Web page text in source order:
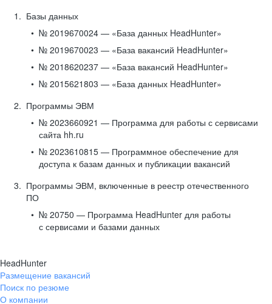
Базы данных
№ 2019670024 — «База данных HeadHunter»
№ 2019670023 — «База вакансий HeadHunter»
№ 2018620237 — «База вакансий HeadHunter»
№ 2015621803 — «База данных HeadHunter»
Программы ЭВМ
№ 2023660921 — Программа для работы с сервисами
сайта hh.ru
№ 2023610815 — Программное обеспечение для
доступа к базам данных и публикации вакансий
Программы ЭВМ, включенные в реестр отечественного
ПО
№ 20750 — Программа HeadHunter для работы
с сервисами и базами данных
HeadHunter
Размещение вакансий
Поиск по резюме
О компании